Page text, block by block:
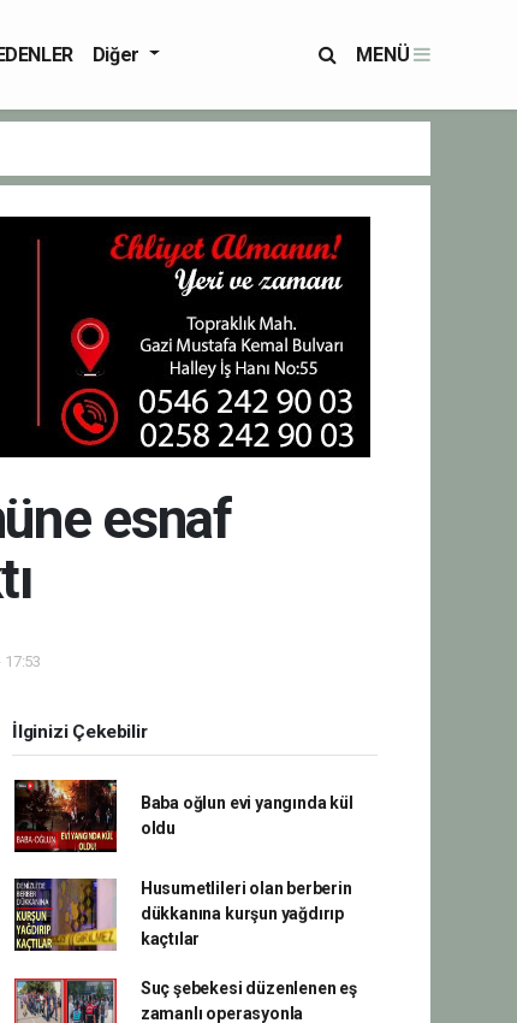
Diğer MENÜ
esnaf
17:53
İlginizi Çekebilir
Baba oğlun evi yangında kül
oldu
Husumetlileri olan berberin
dükkanına kurşun yağdırıp
kaçtılar
Suç şebekesi düzenlenen eş
zamanlı operasyonla